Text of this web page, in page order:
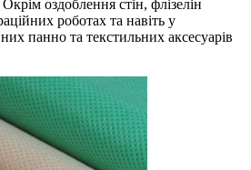
оздоблення стін, флізелін
роботах та навіть у
панно та текстильних аксесуарів